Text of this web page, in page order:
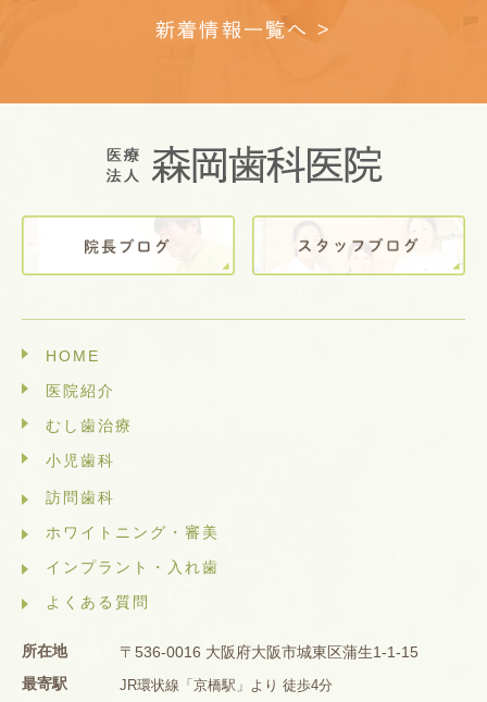
新着情報一覧へ >
HOME
医院紹介
むし歯治療
小児歯科
訪問歯科
ホワイトニング・審美
インプラント・入れ歯
よくある質問
所在地
〒536-0016 大阪府大阪市城東区蒲生1-1-15
最寄駅
JR環状線「京橋駅」より 徒歩4分